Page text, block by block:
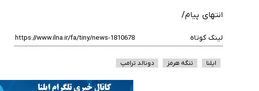
انتهای پیام/
لینک کوتاه
ایلنا تنگه هرمز دونالد ترامپ